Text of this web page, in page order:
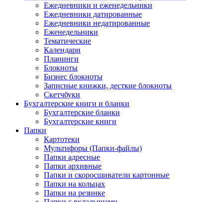
Ежедневники и еженедельники
Ежедневники датированные
Ежедневники недатированные
Еженедельники
Тематические
Календари
Планинги
Блокноты
Бизнес блокноты
Записные книжки, десткие блокноты
Скетчбуки
Бухгалтерские книги и бланки
Бухгалтерские бланки
Бухгалтерские книги
Папки
Картотеки
Мультифоры (Папки-файлы)
Папки адресные
Папки архивные
Папки и скоросшиватели картонные
Папки на кольцах
Папки на резинке